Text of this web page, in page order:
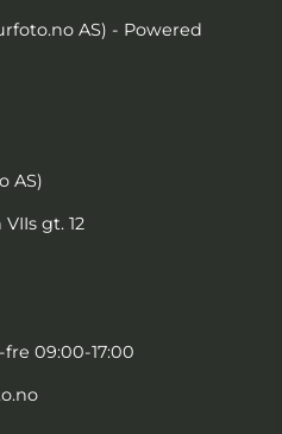
AS) - Powered
AS)
gt. 12
fre 09:00-17:00